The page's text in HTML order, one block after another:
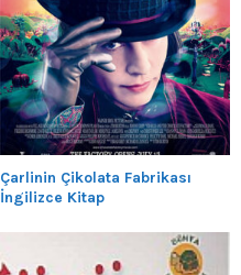
Çarlinin Çikolata Fabrikası
İngilizce Kitap